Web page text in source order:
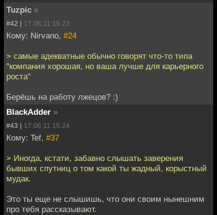
Tuzpic »
#42 | 17.06.11 15:23
Кому: Nirvano, #24
> самые адекватные обычно говорят что-то типа
"компания хорошая, но ваша лучше для карьерного
роста"
Берёшь на работу лжецов? :)
BlackAdder »
#43 | 17.06.11 15:24
Кому: Tef, #37
> Иногда, кстати, забавно слышать заверения
бывших спутниц о том какой ты жадный, корыстный
мудак.
Это ты еще не слышишь, что они своим нынешним
про тебя рассказывают.